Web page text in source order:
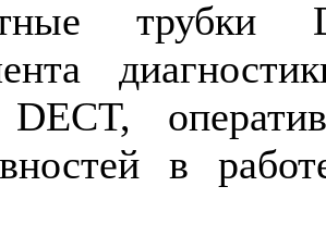
трубки
в